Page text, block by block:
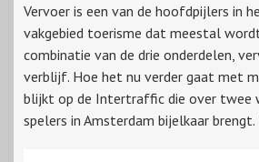
Vervoer is een van de hoofdpijlers in
vakgebied toerisme dat meestal
combinatie van de drie onderdelen,
verblijf. Hoe het nu verder gaat met
blijkt op de Intertraffic die over twee
spelers in Amsterdam bijelkaar brengt.